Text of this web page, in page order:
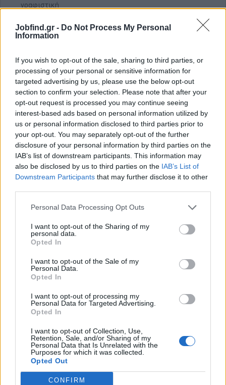
Jobfind.gr - Do Not Process My Personal
Information
If you wish to opt-out of the sale, sharing to third parties, or
processing of your personal or sensitive information for
targeted advertising by us, please use the below opt-out
section to confirm your selection. Please note that after your
opt-out request is processed you may continue seeing
interest-based ads based on personal information utilized by
us or personal information disclosed to third parties prior to
your opt-out. You may separately opt-out of the further
disclosure of your personal information by third parties on the
IAB’s list of downstream participants. This information may
also be disclosed by us to third parties on the IAB’s List of
Downstream Participants that may further disclose it to other
Personal Data Processing Opt Outs
I want to opt-out of the Sharing of my
personal data.
Opted In
I want to opt-out of the Sale of my
Personal Data.
Opted In
I want to opt-out of processing my
Personal Data for Targeted Advertising.
Opted In
I want to opt-out of Collection, Use,
Retention, Sale, and/or Sharing of my
Personal Data that Is Unrelated with the
Purposes for which it was collected.
Opted Out
CONFIRM
γραφιστική
Γνώση δεύτερης ξένης γλώσσας (θα εκτιμηθεί)
Τεχνών ή παρεμφερούς αντικειμένου (θα εκτιμηθεί)
Γνώση χρήσης προγράμματος Art Pro καθώς και γνώση
prepress/ διαχωρισμών χρωμάτων (θα θεωρηθεί
ιδιαίτερο πλεονέκτημα)
Παροχές
Ικανοποιητικό μισθό και ασφάλιση
Συνεχή εκπαίδευση
Συνθήκες που ενισχύουν τη γνώση και δίνουν σημαντικές
ευκαιρίες
Ένα ιδιαίτερα σύγχρονο και ευχάριστο περιβάλλον
δημιουργικότητα και περιβάλλον εναρμονισμένο με
Δυνατότητες προσωπικής εξέλιξης και ανέλιξης